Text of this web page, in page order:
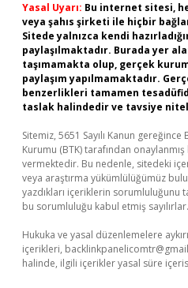
Yasal Uyarı: Bu internet sitesi,
veya şahıs şirketi ile hiçbir
Sitede yalnızca kendi
paylaşılmaktadır. Burada yer
taşımamakta olup, gerçek
paylaşım yapılmamaktadır.
benzerlikleri tamamen
taslak halindedir ve tavsiye
Sitemiz, 5651 Sayılı Kanun
Kurumu (BTK) tarafından
vermektedir. Bu nedenle, sitedeki
veya araştırma yükümlülüğümüz
yazdıkları içeriklerin sorumluluğunu
bu sorumluluğu kabul etmiş sayılırlar.
Hukuka ve yasal düzenlemelere
içerikleri,
halinde, ilgili içerikler yasal süre